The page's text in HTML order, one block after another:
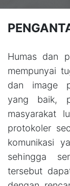
Humas dan
mempunyai
dan image
yang baik,
masyarakat
protokoler
komunikasi
sehingga
tersebut